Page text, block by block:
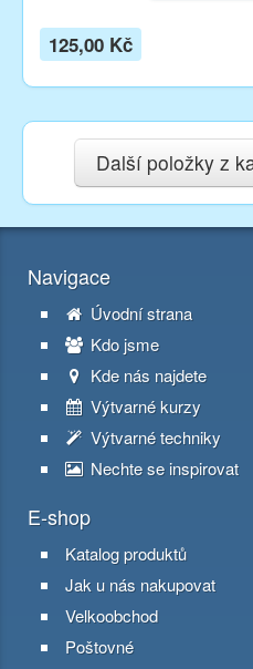
125,00 Kč
Další položky z
Navigace
Úvodní strana
Kdo jsme
Kde nás najdete
Výtvarné kurzy
Výtvarné techniky
Nechte se inspirovat
E-shop
Katalog produktů
Jak u nás nakupovat
Velkoobchod
Poštovné